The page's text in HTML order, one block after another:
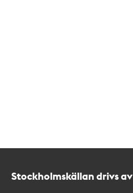
Stockholmskällan drivs av